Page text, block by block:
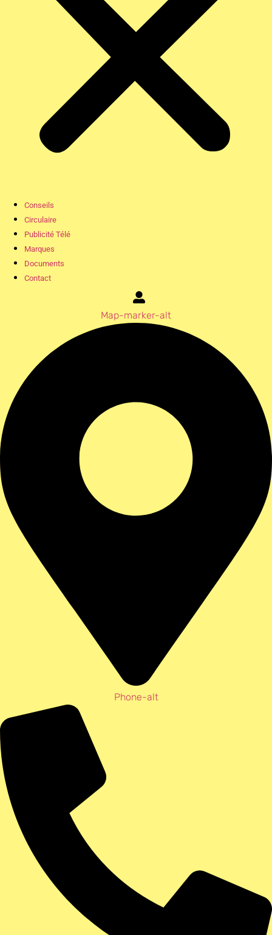
Conseils
Circulaire
Publicité Télé
Marques
Documents
Contact
Map-marker-alt
Phone-alt